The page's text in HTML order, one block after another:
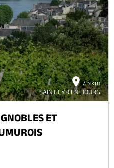
7.5 km
SAINT CYR EN BOURG
ET